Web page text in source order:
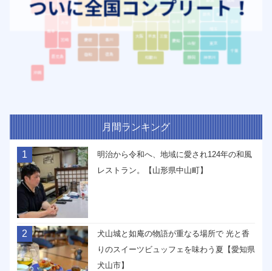
月間ランキング
1
明治から令和へ、地域に愛され124年の和風
レストラン。【山形県中山町】
2
犬山城と如庵の物語が重なる場所で 光と香
りのスイーツビュッフェを味わう夏【愛知県
犬山市】